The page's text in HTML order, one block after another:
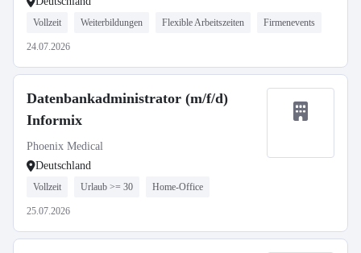
Vollzeit Weiterbildungen Flexible Arbeitszeiten Firmenevents
24.07.2026
Datenbankadministrator (m/f/d)
Informix
Phoenix Medical
Deutschland
Vollzeit Urlaub >= 30 Home-Office
25.07.2026